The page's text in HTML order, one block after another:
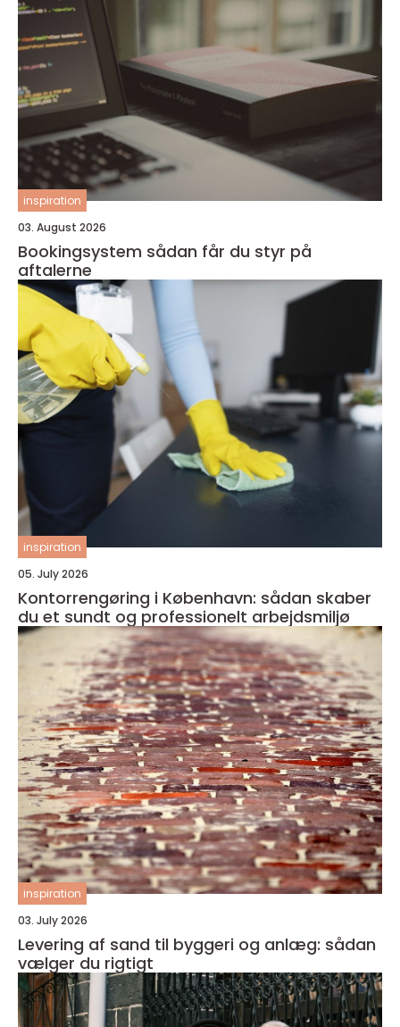
inspiration
03. August 2026
Bookingsystem sådan får du styr på
aftalerne
inspiration
05. July 2026
Kontorrengøring i København: sådan skaber
du et sundt og professionelt arbejdsmiljø
inspiration
03. July 2026
Levering af sand til byggeri og anlæg: sådan
vælger du rigtigt